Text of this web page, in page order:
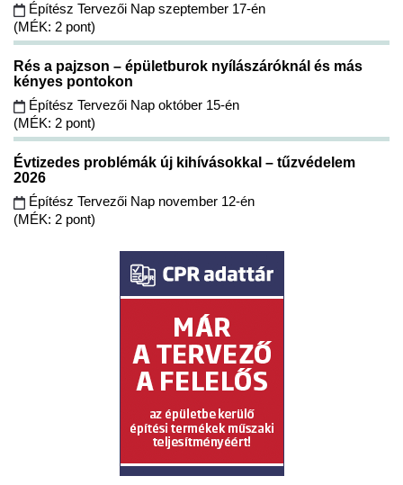
Építész Tervezői Nap szeptember 17-én
(MÉK: 2 pont)
Rés a pajzson – épületburok nyílászáróknál és más
kényes pontokon
Építész Tervezői Nap október 15-én
(MÉK: 2 pont)
Évtizedes problémák új kihívásokkal – tűzvédelem
2026
Építész Tervezői Nap november 12-én
(MÉK: 2 pont)